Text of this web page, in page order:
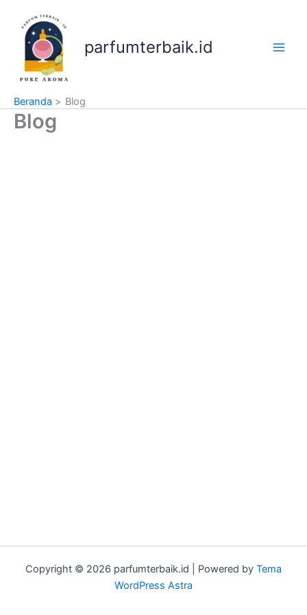
konten
parfumterbaik.id
Beranda Blog
Blog
Copyright © 2026 parfumterbaik.id | Powered by Tema
WordPress Astra